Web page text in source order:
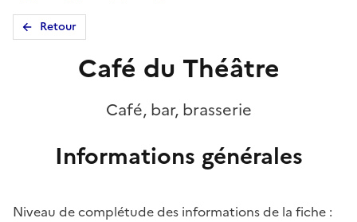
Retour
Café du Théâtre
Café, bar, brasserie
Informations générales
Niveau de complétude des informations de la fiche :